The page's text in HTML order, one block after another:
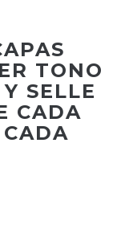
TONO
SELLE
CADA